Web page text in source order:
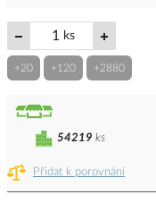
ks
+20 +120 +2880
Přidat k porovnání
54219 ks